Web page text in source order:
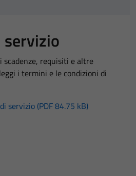
servizio
scadenze, requisiti e altre
i termini e le condizioni di
servizio (PDF 84.75 kB)